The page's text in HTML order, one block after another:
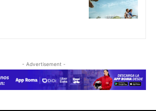
- Advertisement -